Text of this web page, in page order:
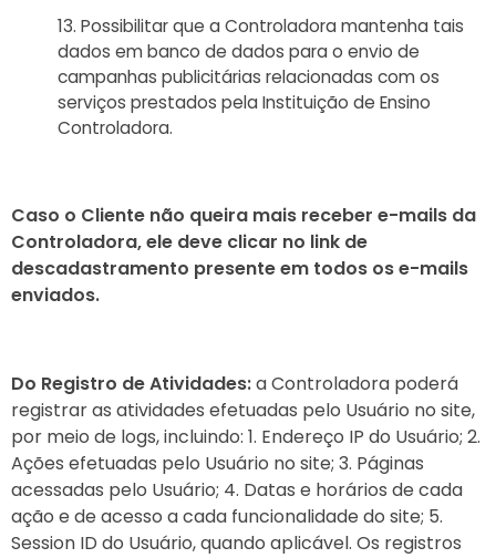
Possibilitar que a Controladora mantenha tais
dados em banco de dados para o envio de
campanhas publicitárias relacionadas com os
serviços prestados pela Instituição de Ensino
Controladora.
Caso o Cliente não queira mais receber e-mails da
Controladora, ele deve clicar no link de
descadastramento presente em todos os e-mails
enviados.
Do Registro de Atividades:a Controladora poderá
registrar as atividades efetuadas pelo Usuário no site,
por meio de logs, incluindo: 1. Endereço IP do Usuário; 2.
Ações efetuadas pelo Usuário no site; 3. Páginas
acessadas pelo Usuário; 4. Datas e horários de cada
ação e de acesso a cada funcionalidade do site; 5.
Session ID do Usuário, quando aplicável. Os registros